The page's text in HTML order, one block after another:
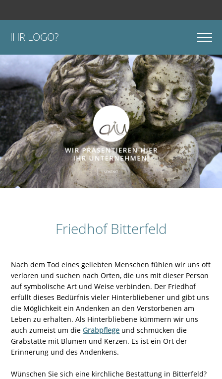
IHR LOGO?
Friedhof Bitterfeld
Nach dem Tod eines geliebten Menschen fühlen wir uns oft
verloren und suchen nach Orten, die uns mit dieser Person
auf symbolische Art und Weise verbinden. Der Friedhof
erfüllt dieses Bedürfnis vieler Hinterbliebener und gibt uns
die Möglichkeit ein Andenken an den Verstorbenen am
Leben zu erhalten. Als Hinterbliebene kümmern wir uns
auch zumeist um die Grabpflege und schmücken die
Grabstätte mit Blumen und Kerzen. Es ist ein Ort der
Erinnerung und des Andenkens.
Wünschen Sie sich eine kirchliche Bestattung in Bitterfeld?